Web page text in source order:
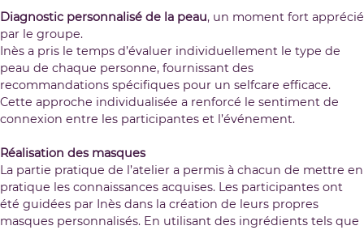
Diagnostic personnalisé de la peau, un moment fort apprécié
par le groupe.
Inès a pris le temps d’évaluer individuellement le type de
peau de chaque personne, fournissant des
recommandations spécifiques pour un selfcare efficace.
Cette approche individualisée a renforcé le sentiment de
connexion entre les participantes et l’événement.
Réalisation des masques
La partie pratique de l’atelier a permis à chacun de mettre en
pratique les connaissances acquises. Les participantes ont
été guidées par Inès dans la création de leurs propres
masques personnalisés. En utilisant des ingrédients tels que